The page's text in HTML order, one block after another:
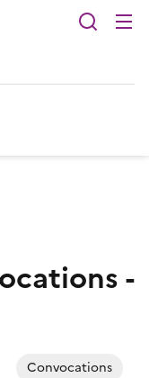
-
Convocations